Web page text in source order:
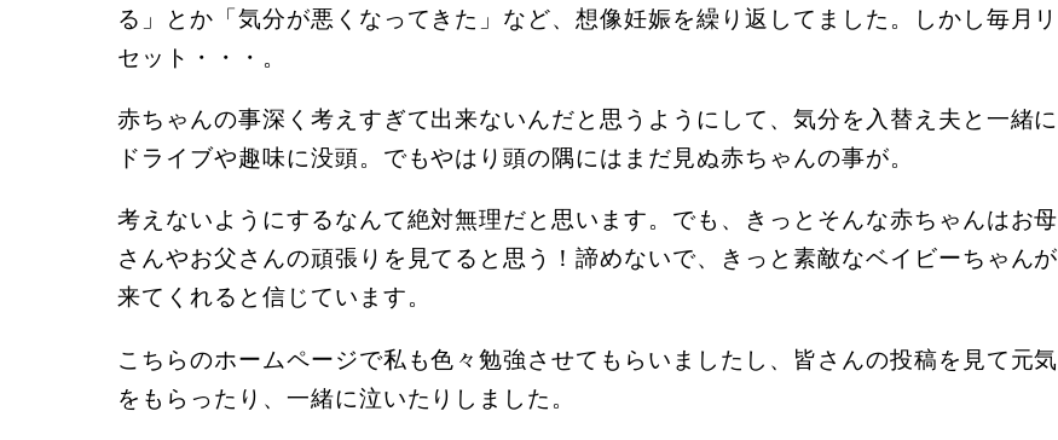
る」とか「気分が悪くなってきた」など、想像妊娠を繰り返してました。しかし毎月リ
セット・・・。
赤ちゃんの事深く考えすぎて出来ないんだと思うようにして、気分を入替え夫と一緒に
ドライブや趣味に没頭。でもやはり頭の隅にはまだ見ぬ赤ちゃんの事が。
考えないようにするなんて絶対無理だと思います。でも、きっとそんな赤ちゃんはお母
さんやお父さんの頑張りを見てると思う！諦めないで、きっと素敵なベイビーちゃんが
来てくれると信じています。
こちらのホームページで私も色々勉強させてもらいましたし、皆さんの投稿を見て元気
をもらったり、一緒に泣いたりしました。